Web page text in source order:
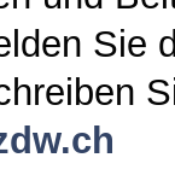
Sie